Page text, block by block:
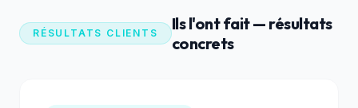
RÉSULTATS CLIENTS
Ils l'ont fait — résultats
concrets